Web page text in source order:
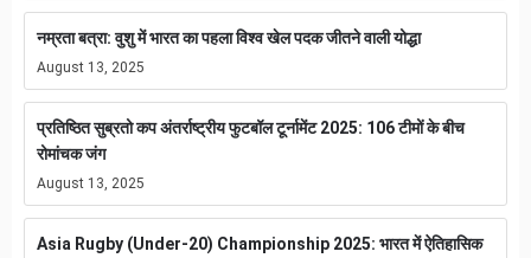
नम्रता बत्रा: वुशु में भारत का पहला विश्व खेल पदक जीतने वाली योद्धा
August 13, 2025
प्रतिष्ठित सुब्रतो कप अंतर्राष्ट्रीय फुटबॉल टूर्नामेंट 2025: 106 टीमों के बीच
रोमांचक जंग
August 13, 2025
Asia Rugby (Under-20) Championship 2025: भारत में ऐतिहासिक